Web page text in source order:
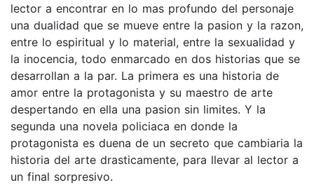
lector a encontrar en lo mas profundo del personaje
una dualidad que se mueve entre la pasion y la razon,
entre lo espiritual y lo material, entre la sexualidad y
la inocencia, todo enmarcado en dos historias que se
desarrollan a la par. La primera es una historia de
amor entre la protagonista y su maestro de arte
despertando en ella una pasion sin limites. Y la
segunda una novela policiaca en donde la
protagonista es duena de un secreto que cambiaria la
historia del arte drasticamente, para llevar al lector a
un final sorpresivo.